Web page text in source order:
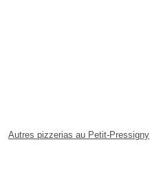
Autres pizzerias au Petit-Pressigny